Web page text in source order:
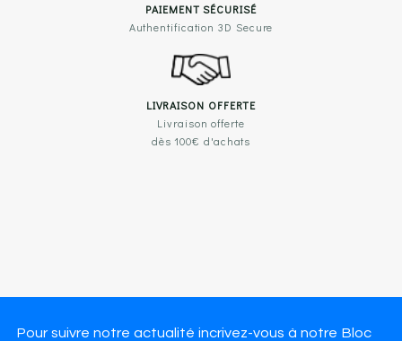
PAIEMENT SÉCURISÉ
Authentification 3D Secure
LIVRAISON OFFERTE
Livraison offerte
dès 100€ d'achats
Pour suivre notre actualité incrivez-vous à notre Bloc